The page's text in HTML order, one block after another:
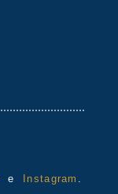
e Instagram .